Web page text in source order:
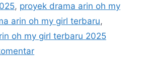
, proyek drama arin oh my
arin oh my girl terbaru,
oh my girl terbaru 2025